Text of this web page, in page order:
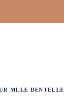
MLLE DENTELLE